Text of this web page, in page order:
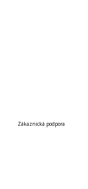
Zákaznická podpora